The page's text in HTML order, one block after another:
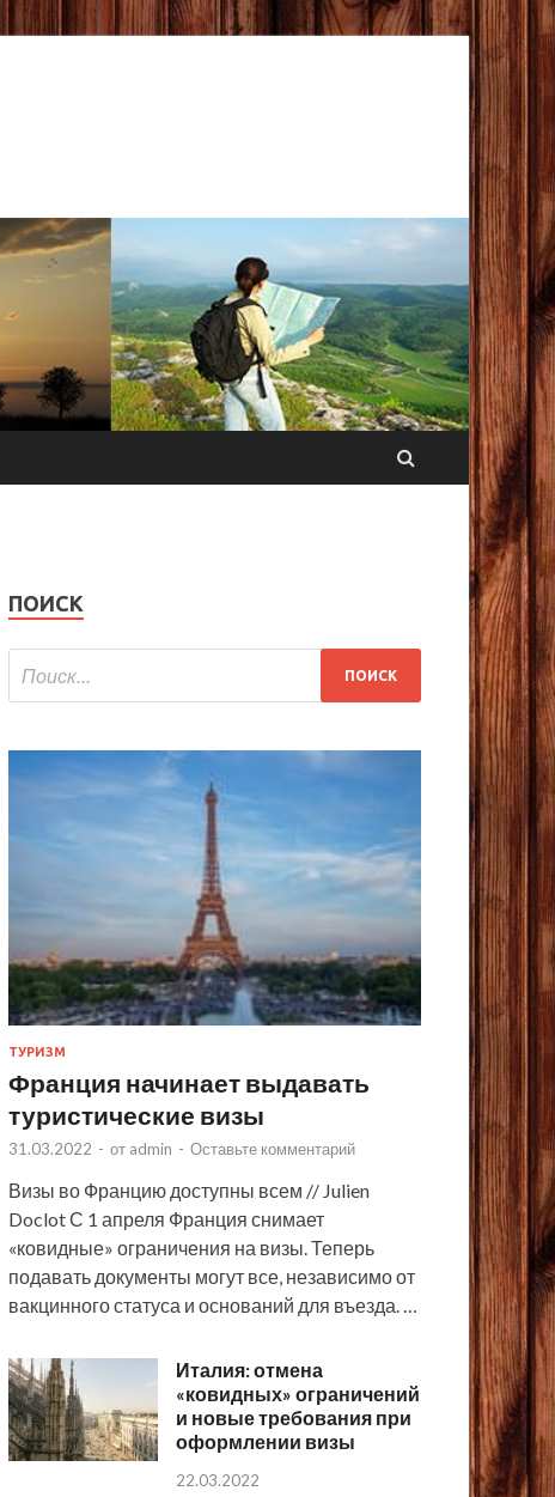
ПОИСК
ТУРИЗМ
Франция начинает выдавать
туристические визы
31.03.2022 - от admin - Оставьте комментарий
Визы во Францию доступны всем // Julien
Doclot С 1 апреля Франция снимает
«ковидные» ограничения на визы. Теперь
подавать документы могут все, независимо от
вакцинного статуса и оснований для въезда. …
Италия: отмена
«ковидных» ограничений
и новые требования при
оформлении визы
22.03.2022